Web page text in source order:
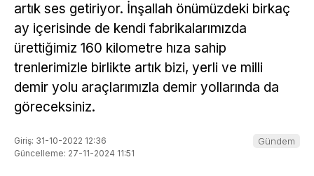
artık ses getiriyor. İnşallah önümüzdeki birkaç
ay içerisinde de kendi fabrikalarımızda
ürettiğimiz 160 kilometre hıza sahip
trenlerimizle birlikte artık bizi, yerli ve milli
demir yolu araçlarımızla demir yollarında da
göreceksiniz.
Giriş: 31-10-2022 12:36
Güncelleme: 27-11-2024 11:51
Gündem